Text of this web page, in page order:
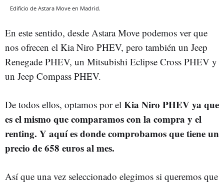
Edificio de Astara Move en Madrid.
En este sentido, desde Astara Move podemos ver que
nos ofrecen el Kia Niro PHEV, pero también un Jeep
Renegade PHEV, un Mitsubishi Eclipse Cross PHEV y
un Jeep Compass PHEV.
De todos ellos, optamos por el Kia Niro PHEV ya que
es el mismo que comparamos con la compra y el
renting. Y aquí es donde comprobamos que tiene un
precio de 658 euros al mes.
Así que una vez seleccionado elegimos si queremos que